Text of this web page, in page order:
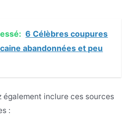
6 Célèbres coupures
abandonnées et peu
également inclure ces sources
: